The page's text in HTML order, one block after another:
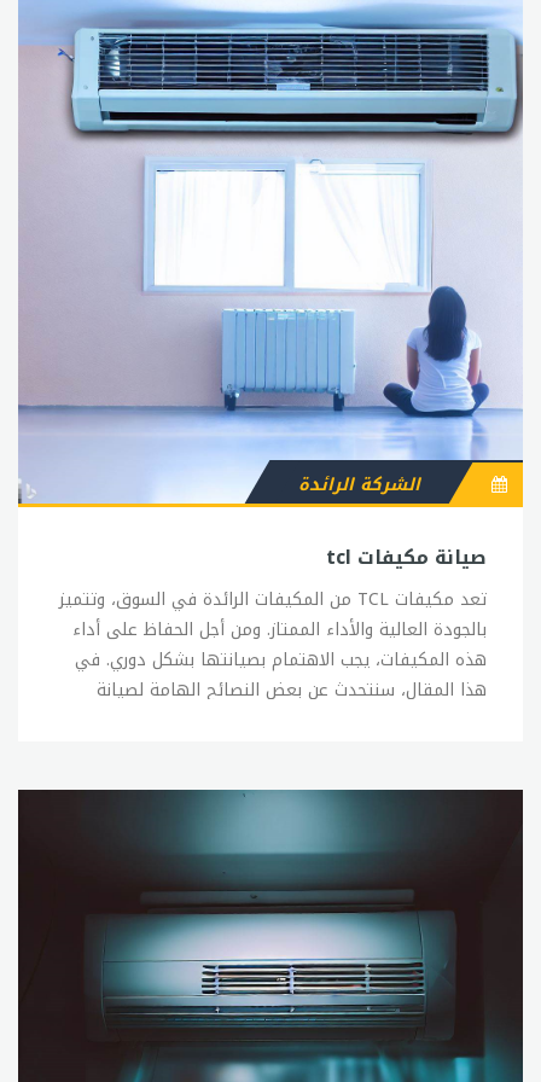
الفرد، فيجب عليه الاعتماد على شركة صيانة محترفة
وموثوقة لإجراء الصيانة الدورية والتأكد من سلامة وفعالية
التكييف.
خلال الوكلاء المعتمدين، والذين يتمتعون بالخبرة والاحترافية
في تقديم خدمات الصيانة بجودة عالية وبأسعار
تنافسية.خدمة عملاء تكييف تورنيدوتكييفات تورنيدو هي
إحدى الماركات الرائدة في عالم التكييف والتبريد، وتتميز
بالجودة العالية والأداء الممتاز. وتهتم تورنيدو بتقديم خدمة
عملاء متميزة لتلبية احتياجات العملاء وتوفير الدعم الفني
تكييف تورنيدو ومميزاتها. خدمة عملاء تكييف تورنيدو توفر
خدمة عملاء تكييف تورنيدو الدعم الفني والمساعدة اللازمة
للعملاء في حل المشكلات التي يواجهونها مع تكييفاتهم،
وذلك من خلال الاتصال المباشر بالخط الساخن لخدمة
العملاء، أو عبر البريد الإلكتروني، أو من خلال الموقع
توفر الدعم الفني المتميز: يتم توفير الدعم الفني المتميز
للعملاء من خلال فريق متخصص يتميز بالخبرة والكفاءة في
تتميز خدمة عملاء تكييف تورنيدو بالاستجابة السريعة
خلال الاتصال المباشر، والبريد الإلكتروني، والدردشة الحية،
وذلك لتوفير الدعم اللازم والمساعدة في حل المشاكل. 4-
الدعم الفني على مدار الساعة: تتوفر خدمة عملاء تكييف
تورنيدو على مدار الساعة، وذلك لتلبية احتياجات العملاء
تورنيدو بشكل دوري ومستمر، وذلك لتحسين مستوى الخدمة
عملاء تكييف تورنيدو إحدى المميزات الرئيسية للشركة،
وتركز تورنيدو على توفير الدعم الفني المتميز والمساعدة
اللازمة للعملاء في حل المشاكل التي يواجهونها مع
تكييفاتهم، وذلك لتحسين تجربة العملاء ورفع مستوى الرضا
لديهم.رقم صيانة تكييف تورنيدوتكييفات تورنيدو هي إحدى
الماركات الرائدة في عالم التكييف والتبريد، وتتميز بالجودة
العالية والأداء الممتاز. وتوفر تورنيدو رقم صيانة مخصص
لتقديم الدعم الفني والمساعدة اللازمة للعملاء في حل
صيانة مكيفات tcl
الشركة الرائدة
تعد مكيفات TCL من المكيفات الرائدة في السوق، وتتميز بالجودة العالية والأداء الممتاز. ومن أجل الحفاظ على أداء هذه المكيفات، يجب الاهتمام بصيانتها بشكل دوري. في هذا المقال، سنتحدث عن بعض النصائح الهامة لصيانة مكيفات TCL: 1- تنظيف الفلتر: يجب تنظيف فلتر المكيف بشكل دوري، وذلك للحفاظ على أداء المكيف وتحسين جودة الهواء المنبعث منه. يمكن تنظيف الفلتر بإزالته من المكيف وغسله بالماء الفاتر والصابون الخفيف، ثم تركه حتى يجف تماماً قبل وضعه مرة أخرى. 2- تنظيف المكثف: يجب تنظيف المكثف من الأتربة والأوساخ بشكل دوري، وذلك للحفاظ على أداء المكيف وتحسين كفاءته في التبريد. يمكن تنظيف المكثف بإستخدام فرشاة ناعمة وماء الصنبور. 3- فحص الأنابيب: يجب فحص الأنابيب بشكل دوري، وذلك للتأكد من عدم وجود تسرب في الغاز المبرد وعدم وجود أي تلف في الأنابيب، وفي حال وجود أي مشكلة يجب إصلاحها على الفور. 4- فحص الضاغط: يجب فحص الضاغط بشكل دوري، وذلك للتأكد من عدم وجود أي تسرب في الغاز المبرد وعدم وجود أي تلف في الضاغط، وفي حال وجود أي مشكلة يجب إصلاحها على الفور. 5- التأكد من وجود كمية كافية من الغاز المبرد: يجب التأكد من وجود كمية كافية من الغاز المبرد في المكيف، وفي حال نقص الغاز المبرد يجب إضافته بواسطة فني صيانة مؤهل من sitename. 6- تحديث البرامج: يجب تحديث برامج التحكم والتشغيل الخاصة بالمكيف بشكل دوري، وذلك لتحسين أداء المكيف وتجنب أي مشاكل تقنية. 7- الاستدعاء الدوري لفني الصيانة: يجب الاستدعاء الدوري لفني الصيانة المؤهل لفحص المكيف بشكل دوري وإجراء الصيانة اللازمة. في النهاية، يجب الاهتمام بصيانة مكيف TCL بشكل دوري، والتأكد من أنها تعمل بكفاءة عالية، وفي حال وجود أي مشكلة يجب إصلاحها على الفور لتجنب تفاقم المشكلة وتكاليف الصيانة العالية في المستقبل.خدمة عملاء تكييف tclتكييف TCL هو واحد من أفضل الخيارات لمن يبحثون عن مكيفات هواء عالية الجودة والأداء الممتاز. ولكن، كما هو الحال مع العديد من المنتجات، قد يواجه المستخدمون مشاكل تتعلق بالمنتج أو يحتاجون إلى الحصول على دعم فني أو مساعدة من خدمة العملاء. وبالتالي، تعد خدمة عملاء تكييف TCL مهمة للغاية. تتميز خدمة عملاء تكييف TCL بالمهنية والكفاءة، وتقدم العديد من الخيارات للمتصلين، بما في ذلك الاتصال الهاتفي والبريد الإلكتروني والدردشة المباشرة ومنصات التواصل الاجتماعي. يمكن للمتصلين الاتصال بخدمة العملاء على مدار الساعة، وتتوفر خدمة الدعم الفني للمستخدمين للإجابة على الأسئلة وتقديم المساعدة في حل المشاكل التي قد يواجهها المستخدمون. بالإضافة إلى ذلك، تقدم خدمة عملاء TCL أيضًا خدمات ما بعد البيع، والتي تشمل الصيانة وإصلاح المنتجات واستبدالها في حالة وجود أي مشاكل تقنية أو عيوب في المنتج. ويتم توفير هذه الخدمات من خلال شبكة واسعة من الوكلاء والمراكز المعتمدة في جميع أنحاء العالم. إذا كنت تحتاج إلى الحصول على مساعدة من خدمة عملاء تكييف TCL، يمكنك الاتصال بهم عبر الرقم المجاني المتاح على موقع TCL، أو عن طريق ملء نموذج الاتصال المتاح على الموقع. كما يمكنك الاتصال بالوكيل المعتمد الخاص بمنطقتك للحصول على المساعدة. بشكل عام، تعد خدمة عملاء تكييف TCL ممتازة ومتاحة على مدار الساعة، وتقدم الدعم الفني والمساعدة في حل المشاكل التي قد يواجهها المستخدمون. وبالتالي، يمكن الاعتماد عليها للحصول على أفضل تجربة استخدام لمنتجات TCL.صيانة مكيفات tcl الناغيتعد مكيفات TCL الناغي واحدة من أشهر العلامات التجارية في السوق السعودي، وتتميز بالجودة العالية والأداء الممتاز. ومن أجل الحفاظ على أداء هذه المكيفات، يجب الاهتمام بصيانتها بشكل دوري. في هذا المقال، سنتحدث عن بعض النصائح الهامة لصيانة مكيفات TCL الناغي: 1- تنظيف الفلتر: يجب تنظيف فلتر المكيف بشكل دوري، وذلك للحفاظ على أداء المكيف وتحسين جودة الهواء المنبعث منه. يمكن تنظيف الفلتر بإزالته من المكيف وغسله بالماء الفاتر والصابون الخفيف، ثم تركه حتى يجف تماماً قبل وضعه مرة أخرى. 2- تنظيف المكثف: يجب تنظيف المكثف من الأتربة والأوساخ بشكل دوري، وذلك للحفاظ على أداء المكيف وتحسين كفاءته في التبريد. يمكن تنظيف المكثف بإستخدام فرشاة ناعمة وماء الصنبور. 3- فحص الأنابيب: يجب فحص الأنابيب بشكل دوري، وذلك للتأكد من عدم وجود تسرب في الغاز المبرد وعدم وجود أي تلف في الأنابيب، وفي حال وجود أي مشكلة يجب إصلاحها على الفور. 4- فحص الضاغط: يجب فحص الضاغط بشكل دوري، وذلك للتأكد من عدم وجود أي تلف أو تسرب فيه، وفي حال وجود أي مشكلة يجب إصلاحها على الفور. 5- التحقق من مستوى الغاز المبرد: يجب التحقق من مستوى الغاز المبرد بشكل دوري، وذلك للتأكد من عدم نقص الغاز المبرد، وفي حال وجود أي نقص يجب إضافة المزيد من الغاز المبرد. يجب الانتباه إلى أن صيانة مكيفات TCL الناغي يجب أن تتم بواسطة فني مؤهل وذو خبرة في هذا المجال، ويجب عدم محاولة صيانة المكيف بنفسك إذا كنت غير مؤهل لذلك. بشكل عام، يجب الاهتمام بصيانة مكيفات TCL الناغي بشكل دوري، وذلك للحفاظ على أدائها وتحسين جودة الهواء المنبعث منها، وفي حال وجود أي مشكلة يجب إصلاحها على الفور بواسطة فني مؤهل.رقم صيانة مكيفات tclإذا كان لديك مكيف TCL وتحتاج إلى الحصول على خدمات الصيانة، فإن أفضل طريقة للحصول على المساعدة هي الاتصال برقم صيانة مكيفات TCL المعتمد. يمكنك العثور على رقم صيانة مكيفات TCL المعتمد عن طريق زيارة موقع TCL الرسمي، حيث يتوفر لديهم رقم خدمة العملاء الذي يمكن الاتصال به في أي وقت. كما يمكنك العثور على رقم الصيانة من خلال البحث على الإنترنت، حيث يوجد العديد من المواقع التي توفر الرقم المطلوب. عند الاتصال برقم صيانة مكيفات TCL، ستحتاج إلى تقديم بعض المعلومات الأساسية، مثل رقم الموديل ورقم السيريال وتفاصيل المشكلة التي تواجهها. بعد ذلك، سيتم تحويلك إلى فني صيانة مؤهل من sitename لتقديم المساعدة المطلوبة. يجب الانتباه إلى أن بعض المشاكل في مكيف TCL يمكن حلها بواسطة المستخدم بنفسه، مثل تنظيف الفلتر وتفحص الأسلاك. ولكن، إذا كانت المشكلة أكبر من ذلك، فإنه يجب عليك الاتصال برقم صيانة مكيفات TCL المعتمد للحصول على المساعدة المطلوبة. بشكل عام، يعتبر الاتصال برقم صيانة مكيفات TCL المعتمد هو الطريقة الأمثل للحصول على المساعدة في حل المشاكل التي تواجه مكيف TCL الخاص بك. يجب الاهتمام بصيانة المكيف بشكل دوري للحفاظ على أدائه وتحسين جودة الهواء المنبعث منه.وكيل مكيفات تي سي التي سي ال هي إحدى الشركات الرائدة في صناعة المكيفات في المملكة العربية السعودية، وتتميز بجودة منتجاتها وأدائها الممتاز. ولضمان حصولك على أفضل خدمة صيانة ودعم فني لمكيفات تي سي ال، يجب الاتصال بوكيل مكيفات تي سي ال المعتمد. تتوفر خدمات الوكلاء المعتمدين لمكيفات تي سي ال في جميع أنحاء المملكة العربية السعودية، ويمكن العثور عليهم عن طريق زيارة موقع تي سي ال الرسمي أو من خلال البحث على الإنترنت. ومن خلال التعاون مع وكيل مكيفات تي سي ال المعتمد، يمكن الحصول على الخدمات التالية: 1- صيانة المكيف: يمكن للوكيل المعتمد لتي سي ال تقديم خدمات صيانة المكيف للحفاظ على أدائه وتحسين جودة الهواء المنبعث منه. ويتضمن ذلك تنظيف الفلاتر والمكثف وفحص الأنابيب والضاغط والتحقق من مستوى الغاز المبرد. 2- إصلاح المكيف: في حالة وجود أي مشكلة في المكيف، يمكن للوكيل المعتمد لتي سي ال تقديم خدمات الإصلاح لحل المشكلة بسرعة وكفاءة. 3- تركيب المكيف: يمكن للوكيل المعتمد لتي سي ال تقديم خدمات تركيب المكيف بشكل صحيح واحترافي، مما يضمن أفضل أداء وكفاءة للمكيف. 4- دعم فني: يمكن للوكيل المعتمد لتي سي ال تقديم دعم فني متخصص للرد على أي أسئلة أو استفسارات تتعلق بالمكيفات. يجب الانتباه إلى أن التعامل مع وكيل مكيفات تي سي ال المعتمد هو الطريقة الأمثل للحصول على خدمات صيانة ودعم فني متخصصة لمكيفات تي سي ال. يجب الاهتمام بصيانة المكيف بشكل دوري والتأكد من تركيبه بشكل صحيح للحفاظ على أدائه وتحسين جودة الهواء المنبعث منه.صيانة مكيفات تي سي التي سي ال هي إحدى الشركات الرائدة في صناعة المكيفات في المملكة العربية السعودية، وتتميز بجودة منتجاتها وأدائها الممتاز. وللحفاظ على أداء المكيف وتحسين جودة الهواء المنبعث منه، يجب الاهتمام بصيانة مكيفات تي سي ال بشكل دوري. إليك بعض النصائح الهامة لصيانة مكيفات تي سي ال: 1- تنظيف الفلاتر: يجب تنظيف فلاتر المكيف بشكل دوري، حيث تتراكم الأتربة والشوائب عليها وتؤثر على أداء المكيف وجودة الهواء المنبعث منه. 2- فحص الأنابيب والضاغط: يجب فحص الأنابيب والضاغط بشكل دوري، حيث قد يؤثر تراكم الأتربة والشوائب عليها على أداء المكيف وقد يؤدي إلى تلف المكيف. 3- تنظيف المكثف: يجب تنظيف المكثف بشكل دوري لتحسين أداء المكيف والحد من استهلاك الطاقة. 4- فحص مستوى الغاز المبرد: يجب فحص مستوى الغاز المبرد بشكل دوري، حيث يؤثر نقص المبرد على أداء المكيف ويقلل من عمره الافتراضي. 5- الحفاظ على الجزء الخارجي من المكيف: يجب تنظيف الجزء الخارجي من المكيف بشكل دوري وتأكد من عدم وجود أي عوائق أمامها لتحسين أداء المكيف. 6- الاهتمام بتركيب المكيف: يجب التأكد من تركيب المكيف بشكل صحيح واحترافي لتحسين أدائه والحد من الأعطال. يجب الانتباه إلى أن بعض مشاكل المكيف يمكن حلها بواسطة المستخدم بنفسه، مثل تنظيف الفلاتر وفحص الأنابيب. ولكن، إذا كانت المشكلة أكبر من ذلك، فإنه يجب الاتصال بوكيل مكيفات تي سي ال المعتمد للحصول على المساعدة المطلوبة. بشكل عام، يجب الاهتمام بصيانة مكيفات تي سي ال بشكل دوري للحفاظ على أدائها وتحسين جودة الهواء المنبعث منها، ويمكن الحصول على المساعدة والدعم الفني من وكيل مكيفات تي سي ال المعتمد.صيانة تكييفات tclتكييفات TCL هي إحدى الشركات الرائدة في صناعة المكيفات في العالم، وتتميز بجودة منتجاتها وأدائها الممتاز. وللحفاظ على أداء المكيف وتحسين جودة الهواء المنبعث منه، يجب الاهتمام بصيانة تكييفات TCL بشكل دوري. إليك بعض النصائح الهامة لصيانة تكييفات TCL: 1- تنظيف الفلاتر: يجب تنظيف فلاتر المكيف بشكل دوري، حيث تتراكم الأتربة والشوائب عليها وتؤثر على أداء المكيف وجودة الهواء المنبعث منه. 2- فحص الأنابيب والضاغط: يجب فحص الأنابيب والضاغط بشكل دوري، حيث قد يؤثر تراكم الأتربة والشوائب عليها على أداء المكيف وقد يؤدي إلى تلف المكيف. 3- تنظيف المكثف: يجب تنظيف المكثف بشكل دوري لتحسين أداء المكيف والحد من استهلاك الطاقة. 4- فحص مستوى الغاز المبرد: يجب فحص مستوى الغاز المبرد بشكل دوري، حيث يؤثر نقص المبرد على أداء المكيف ويقلل من عمره الافتراضي. 5- الحفاظ على الجزء الخارجي من المكيف: يجب تنظيف الجزء الخارجي من المكيف بشكل دوري وتأكد من عدم وجود أي عوائق أمامها لتحسين أداء المكيف. 6- الاهتمام بتركيب المكيف: يجب التأكد من تركيب المكيف بشكل صحيح واحترافي لتحسين أدائه والحد من الأعطال. يجب الانتباه إلى أن بعض مشاكل المكيف يمكن حلها بواسطة المستخدم بنفسه، مثل تنظيف الفلاتر وفحص الأنابيب. ولكن، إذا كانت المشكلة أكبر من ذلك، فإنه يجب الاتصال بوكيل مكيفات TCL المعتمد للحصول على المساعدة المطلوبة. بشكل عام، يجب الاهتمام بصيانة تكييفات TCL بشكل دوري للحفاظ على أدائها وتحسين جودة الهواء المنبعث منها، ويمكن الحصول على المساعدة والدعم الفني من وكيل مكيفات TCL المعتمد.صيانة تكييف tclتكييف TCL هو جهاز مهم في منازلنا ومكاتبنا، ويستخدم لتحسين جودة الهواء وتوفير الراحة خلال فصل الصيف. ومن أجل الحفاظ على أداء التكييف وجعله يعمل بكفاءة أفضل، يجب الاهتمام بصيانته بشكل دوري. إليك بعض النصائح الهامة لصيانة تكييف TCL: 1- تنظيف الفلاتر: يجب تنظيف فلاتر التكييف بشكل دوري، حيث تتراكم الأتربة والشوائب عليها وتؤثر على أداء التكييف وجودة الهواء المنبعث منه. 2- فحص الأنابيب والضاغط: يجب فحص الأنابيب والضاغط بشكل دوري، حيث قد يؤثر تراكم الأتربة والشوائب